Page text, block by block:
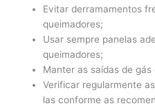
Evitar derramamentos
queimadores;
Usar sempre panelas
queimadores;
Manter as saídas de gás
Verificar regularmente
las conforme as